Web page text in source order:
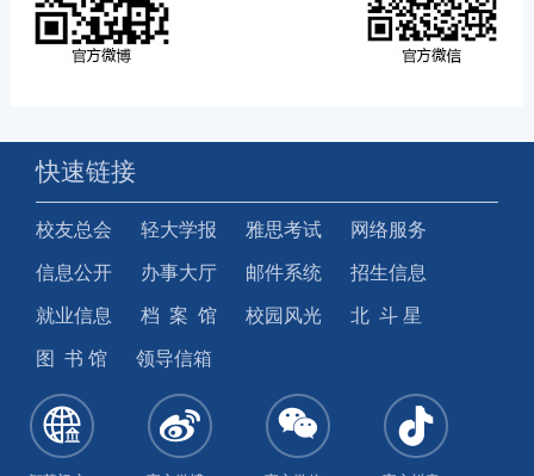
快速链接
校友总会 轻大学报 雅思考试 网络服务
信息公开 办事大厅 邮件系统 招生信息
就业信息 档 案 馆 校园风光 北 斗 星
图 书 馆 领导信箱